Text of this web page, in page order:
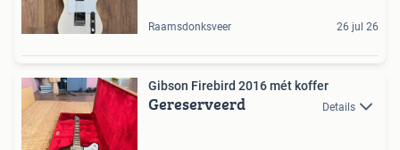
Raamsdonksveer 26 jul 26
Gibson Firebird 2016 mét koffer
Gereserveerd Details